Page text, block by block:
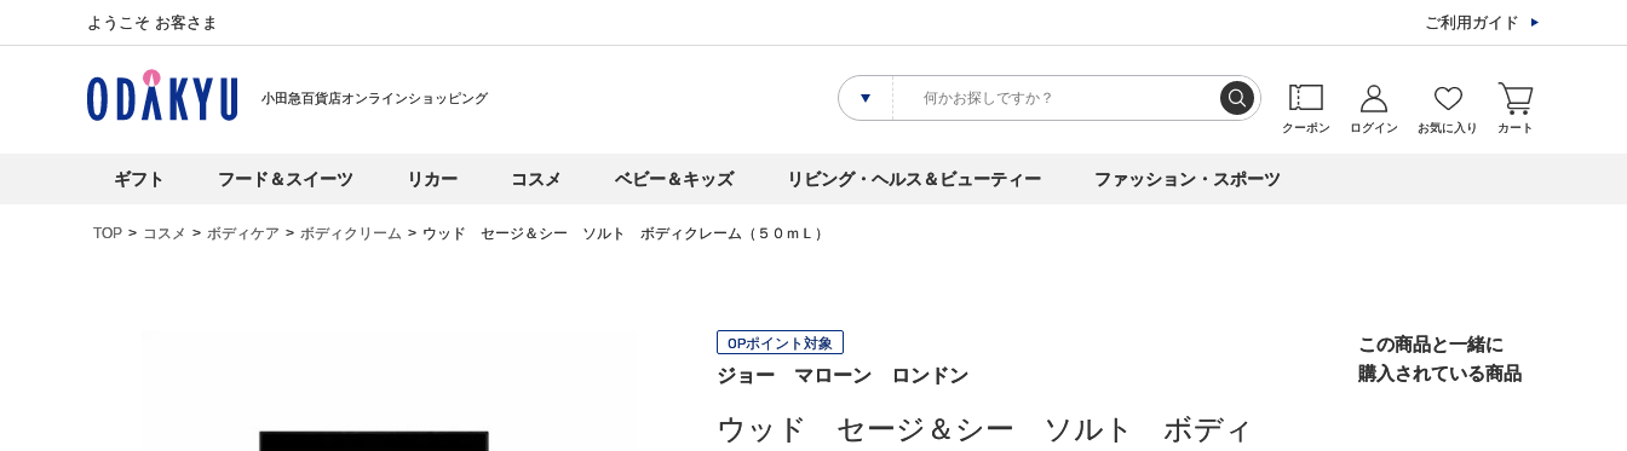
ようこそ お客さま ご利用ガイド
小田急百貨店オンラインショッピング
クーポン ログイン お気に入り カート
ギフト フード＆スイーツ リカー コスメ ベビー＆キッズ リビング・ヘルス＆ビューティー ファッション・スポーツ
TOP コスメ ボディケア ボディクリーム ウッド セージ＆シー ソルト ボディクレーム（５０ｍＬ）
OPポイント対象
ジョー マローン ロンドン
ウッド セージ＆シー ソルト ボディ
この商品と一緒に
購入されている商品